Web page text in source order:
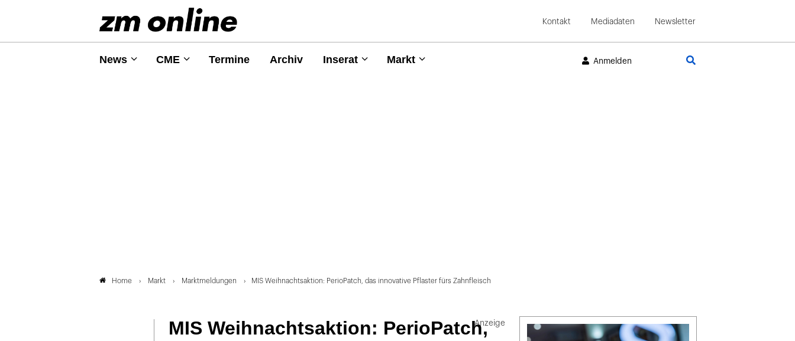
Kontakt Mediadaten Newsletter
News CME Termine Archiv Inserat Markt Anmelden
Home Markt Marktmeldungen MIS Weihnachtsaktion: PerioPatch, das innovative Pflaster fürs Zahnfleisch
MIS Weihnachtsaktion: PerioPatch,